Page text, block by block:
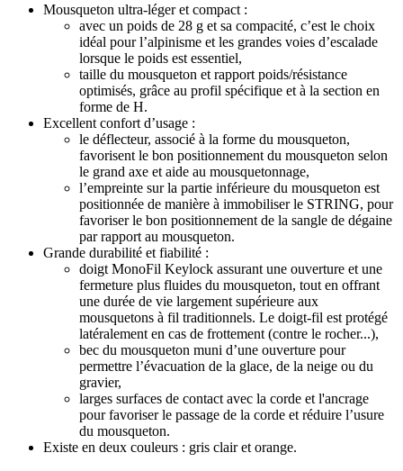
Mousqueton ultra-léger et compact :
avec un poids de 28 g et sa compacité, c’est le choix
idéal pour l’alpinisme et les grandes voies d’escalade
lorsque le poids est essentiel,
taille du mousqueton et rapport poids/résistance
optimisés, grâce au profil spécifique et à la section en
forme de H.
Excellent confort d’usage :
le déflecteur, associé à la forme du mousqueton,
favorisent le bon positionnement du mousqueton selon
le grand axe et aide au mousquetonnage,
l’empreinte sur la partie inférieure du mousqueton est
positionnée de manière à immobiliser le STRING, pour
favoriser le bon positionnement de la sangle de dégaine
par rapport au mousqueton.
Grande durabilité et fiabilité :
doigt MonoFil Keylock assurant une ouverture et une
fermeture plus fluides du mousqueton, tout en offrant
une durée de vie largement supérieure aux
mousquetons à fil traditionnels. Le doigt-fil est protégé
latéralement en cas de frottement (contre le rocher...),
bec du mousqueton muni d’une ouverture pour
permettre l’évacuation de la glace, de la neige ou du
gravier,
larges surfaces de contact avec la corde et l'ancrage
pour favoriser le passage de la corde et réduire l’usure
du mousqueton.
Existe en deux couleurs : gris clair et orange.